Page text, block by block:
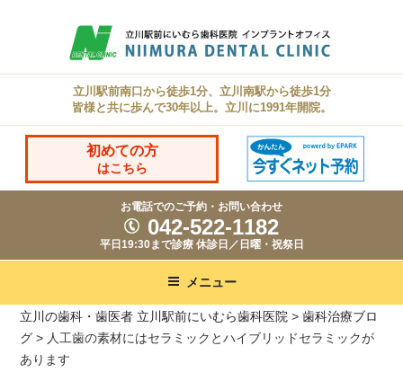
キ
立川駅前南口から徒歩1分、立川南駅から徒歩1分
皆様と共に歩んで30年以上。立川に1991年開院。
初めての方
はこちら
お電話でのご予約・お問い合わせ
042-522-1182
平日19:30まで診療 休診日／日曜・祝祭日
メニュー
立川の歯科・歯医者 立川駅前にいむら歯科医院 >歯科治療ブロ
グ > 人工歯の素材にはセラミックとハイブリッドセラミックが
あります